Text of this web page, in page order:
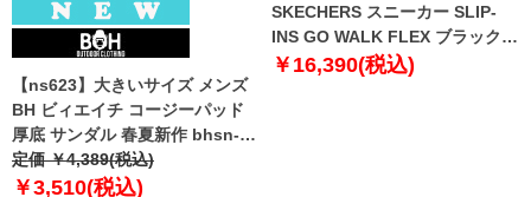
【ns623】大きいサイズ メンズ
BH ビィエイチ コージーパッド
厚底 サンダル 春夏新作 bhsn-
260301
定価 ￥4,389(税込)
￥3,510(税込)
SKECHERS スニーカー SLIP-
INS GO WALK FLEX ブラック
1240-6260-1 30 31
￥16,390(税込)